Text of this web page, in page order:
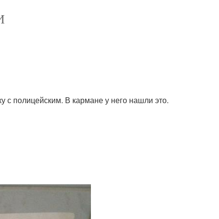
с полицейским. В кармане у него нашли это.